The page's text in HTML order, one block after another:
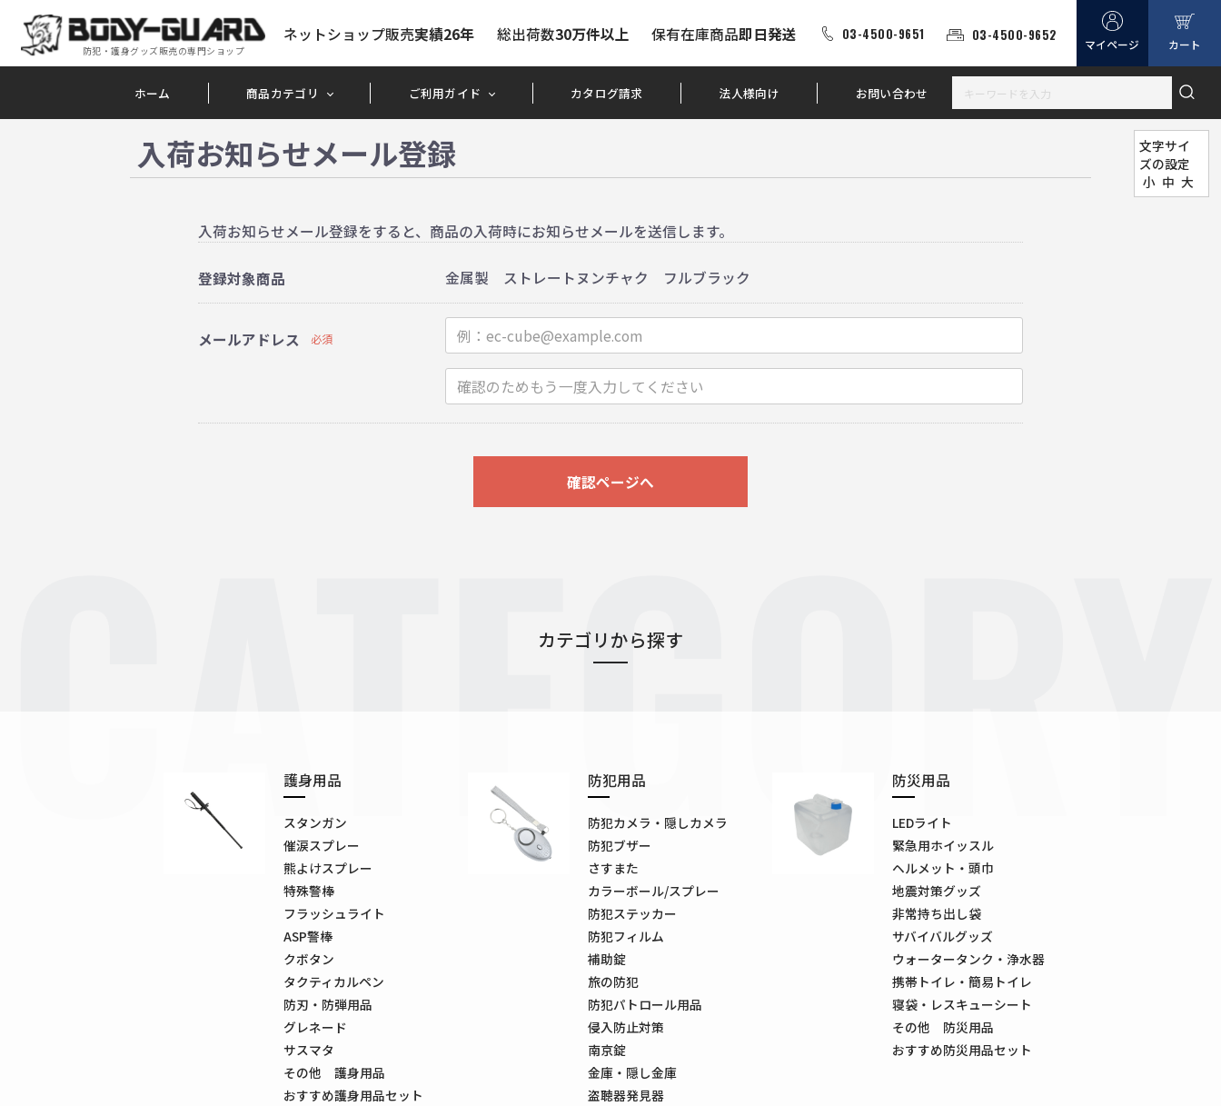
防犯・護身グッズ販売の専門ショップ
ネットショップ販売実績26年 総出荷数30万件以上 保有在庫商品即日発送 03-4500-9651 03-4500-9652
マイページ カート
ホーム 商品カテゴリ ご利用ガイド カタログ請求 法人様向け お問い合わせ
入荷お知らせメール登録
入荷お知らせメール登録をすると、商品の入荷時にお知らせメールを送信します。
登録対象商品 金属製 ストレートヌンチャク フルブラック
メールアドレス 必須
確認ページへ
文字サイ
ズの設定
小 中 大
カテゴリから探す
CATEGORY
護身用品
スタンガン
催涙スプレー
熊よけスプレー
特殊警棒
フラッシュライト
ASP警棒
クボタン
タクティカルペン
防刃・防弾用品
グレネード
サスマタ
その他 護身用品
おすすめ護身用品セット
防犯用品
防犯カメラ・隠しカメラ
防犯ブザー
さすまた
カラーボール/スプレー
防犯ステッカー
防犯フィルム
補助錠
旅の防犯
防犯パトロール用品
侵入防止対策
南京錠
金庫・隠し金庫
盗聴器発見器
防災用品
LEDライト
緊急用ホイッスル
ヘルメット・頭巾
地震対策グッズ
非常持ち出し袋
サバイバルグッズ
ウォータータンク・浄水器
携帯トイレ・簡易トイレ
寝袋・レスキューシート
その他 防災用品
おすすめ防災用品セット